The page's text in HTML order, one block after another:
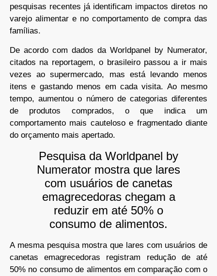
pesquisas recentes já identificam impactos diretos no
varejo alimentar e no comportamento de compra das
famílias.
De acordo com dados da Worldpanel by Numerator,
citados na reportagem, o brasileiro passou a ir mais
vezes ao supermercado, mas está levando menos
itens e gastando menos em cada visita. Ao mesmo
tempo, aumentou o número de categorias diferentes
de produtos comprados, o que indica um
comportamento mais cauteloso e fragmentado diante
do orçamento mais apertado.
Pesquisa da Worldpanel by
Numerator mostra que lares
com usuários de canetas
emagrecedoras chegam a
reduzir em até 50% o
consumo de alimentos.
A mesma pesquisa mostra que lares com usuários de
canetas emagrecedoras registram redução de até
50% no consumo de alimentos em comparação com o